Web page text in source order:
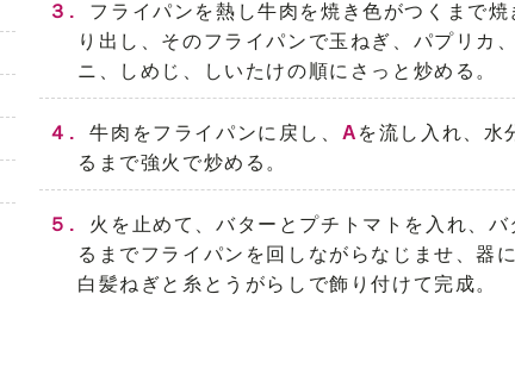
３.
フライパンを熱し牛肉を焼き色がつくまで焼
り出し、そのフライパンで玉ねぎ、パプリカ
ニ、しめじ、しいたけの順にさっと炒める。
４. 牛肉をフライパンに戻し、 A を流し入れ、水
るまで強火で炒める。
５.
火を止めて、バターとプチトマトを入れ、バ
るまでフライパンを回しながらなじませ、器
白髪ねぎと糸とうがらしで飾り付けて完成。